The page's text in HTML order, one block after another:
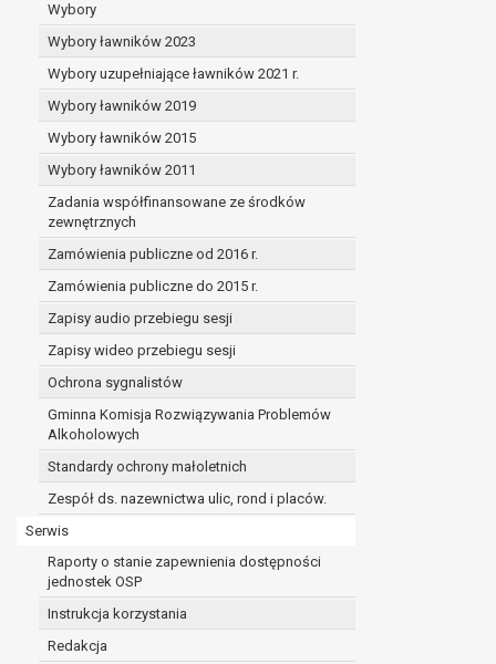
Wybory
Wybory ławników 2023
Wybory uzupełniające ławników 2021 r.
Wybory ławników 2019
Wybory ławników 2015
Wybory ławników 2011
Zadania współfinansowane ze środków
zewnętrznych
Zamówienia publiczne od 2016 r.
Zamówienia publiczne do 2015 r.
Zapisy audio przebiegu sesji
Zapisy wideo przebiegu sesji
Ochrona sygnalistów
Gminna Komisja Rozwiązywania Problemów
Alkoholowych
Standardy ochrony małoletnich
Zespół ds. nazewnictwa ulic, rond i placów.
Serwis
Raporty o stanie zapewnienia dostępności
jednostek OSP
Instrukcja korzystania
Redakcja